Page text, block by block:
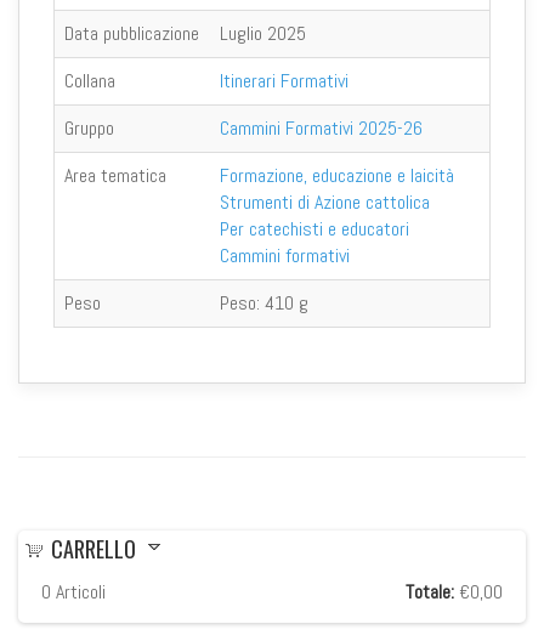
Data pubblicazione
Luglio 2025
Collana
Itinerari Formativi
Gruppo
Cammini Formativi 2025-26
Area tematica
Formazione, educazione e laicità
Strumenti di Azione cattolica
Per catechisti e educatori
Cammini formativi
Peso
Peso: 410 g
CARRELLO
0 Articoli Totale: €0,00